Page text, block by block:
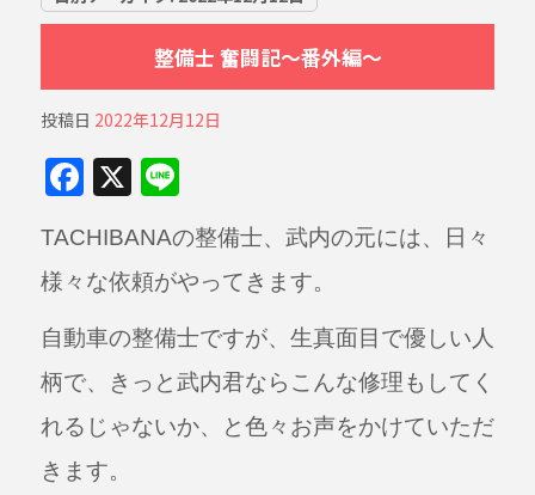
整備士 奮闘記～番外編～
投稿日 2022年12月12日
F
a
c
e
b
o
o
k
X Li
n
e
TACHIBANAの整備士、武内の元には、日々
様々な依頼がやってきます。
自動車の整備士ですが、生真面目で優しい人
柄で、きっと武内君ならこんな修理もしてく
れるじゃないか、と色々お声をかけていただ
きます。